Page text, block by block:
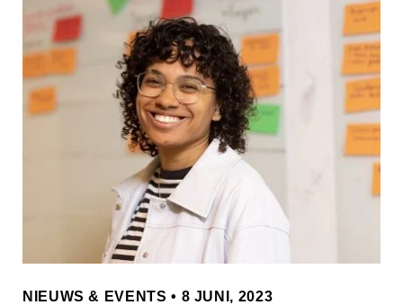
NIEUWS & EVENTS • 8 JUNI, 2023